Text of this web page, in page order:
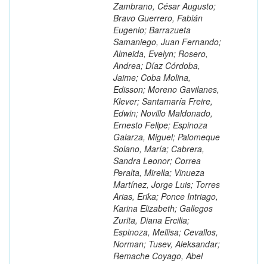
Zambrano, César Augusto;
Bravo Guerrero, Fabián
Eugenio; Barrazueta
Samaniego, Juan Fernando;
Almeida, Evelyn; Rosero,
Andrea; Díaz Córdoba,
Jaime; Coba Molina,
Edisson; Moreno Gavilanes,
Klever; Santamaría Freire,
Edwin; Novillo Maldonado,
Ernesto Felipe; Espinoza
Galarza, Miguel; Palomeque
Solano, María; Cabrera,
Sandra Leonor; Correa
Peralta, Mirella; Vinueza
Martínez, Jorge Luis; Torres
Arias, Erika; Ponce Intriago,
Karina Elizabeth; Gallegos
Zurita, Diana Ercilia;
Espinoza, Mellisa; Cevallos,
Norman; Tusev, Aleksandar;
Remache Coyago, Abel